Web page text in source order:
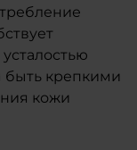
быть крепкими
кожи